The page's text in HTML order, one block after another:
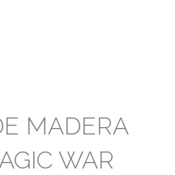
MADERA
WAR